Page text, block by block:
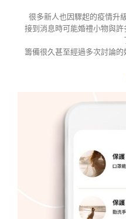
很多新人也因驟起的疫情升
接到消息時可能婚禮小物與
籌備很久甚至經過多次討論